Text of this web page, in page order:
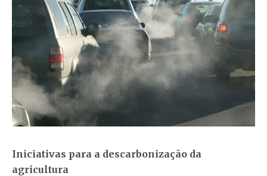
Iniciativas para a descarbonização da
agricultura